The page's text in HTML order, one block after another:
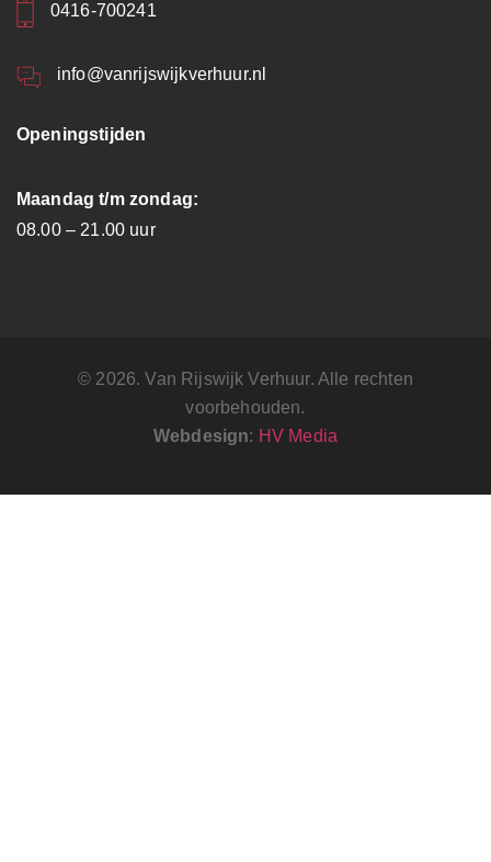
0416-700241
info@vanrijswijkverhuur.nl
Openingstijden
Maandag t/m zondag:
08.00 – 21.00 uur
© 2026. Van Rijswijk Verhuur. Alle rechten
voorbehouden.
Webdesign: HV Media